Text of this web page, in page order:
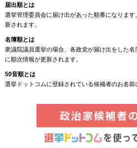
届出順とは
選挙管理委員会に届け出があった順番になりま
新されます。
名簿順とは
衆議院議員選挙の場合、各政党が届け出をした
に順次情報が更新されます。
50音順とは
選挙ドットコムに登録されている候補者のお名前